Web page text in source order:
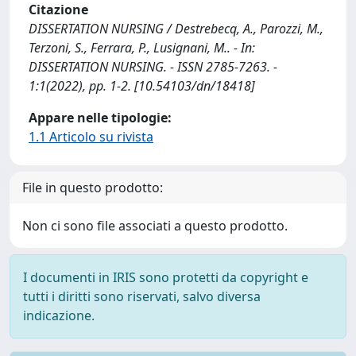
Citazione
DISSERTATION NURSING / Destrebecq, A., Parozzi, M.,
Terzoni, S., Ferrara, P., Lusignani, M.. - In:
DISSERTATION NURSING. - ISSN 2785-7263. -
1:1(2022), pp. 1-2. [10.54103/dn/18418]
Appare nelle tipologie:
1.1 Articolo su rivista
File in questo prodotto:
Non ci sono file associati a questo prodotto.
I documenti in IRIS sono protetti da copyright e
tutti i diritti sono riservati, salvo diversa
indicazione.